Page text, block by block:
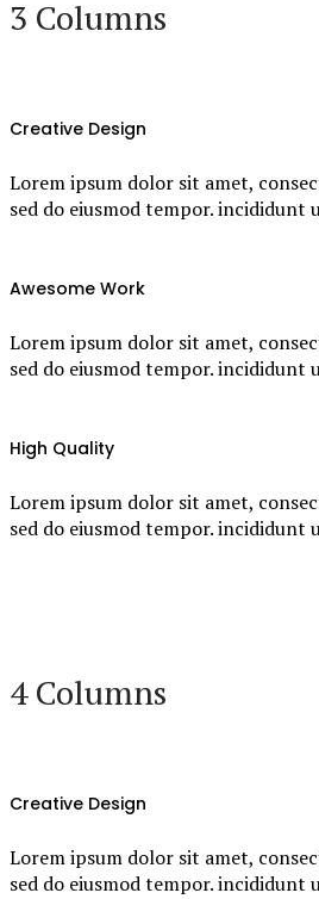
3 Columns
Creative Design
Lorem ipsum dolor sit amet,
sed do eiusmod tempor. incididunt
Awesome Work
Lorem ipsum dolor sit amet,
sed do eiusmod tempor. incididunt
High Quality
Lorem ipsum dolor sit amet,
sed do eiusmod tempor. incididunt
4 Columns
Creative Design
Lorem ipsum dolor sit amet,
sed do eiusmod tempor. incididunt